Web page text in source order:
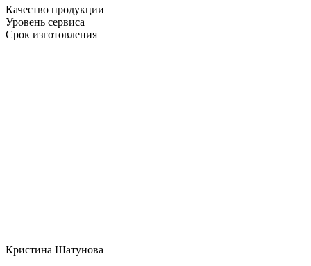
Качество продукции
Уровень сервиса
Срок изготовления
Кристина Шатунова